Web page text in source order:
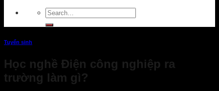
Tuyển sinh
Học nghề Điện công nghiệp ra
trường làm gì?